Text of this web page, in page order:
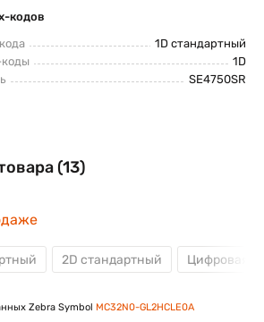
кодов
1D стандартный
1D
SE4750SR
(13)
2D стандартный Цифровая
Zebra Symbol MC32N0-GL2HCLE0A